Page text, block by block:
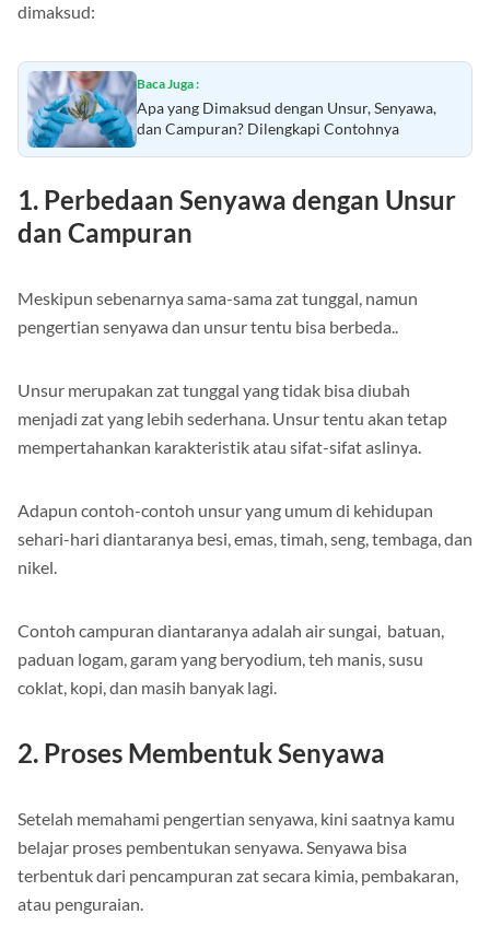
dimaksud:
Baca Juga :
Apa yang Dimaksud dengan Unsur, Senyawa,
dan Campuran? Dilengkapi Contohnya
1. Perbedaan Senyawa dengan Unsur
dan Campuran
Meskipun sebenarnya sama-sama zat tunggal, namun
pengertian senyawa dan unsur tentu bisa berbeda..
Unsur merupakan zat tunggal yang tidak bisa diubah
menjadi zat yang lebih sederhana. Unsur tentu akan tetap
mempertahankan karakteristik atau sifat-sifat aslinya.
Adapun contoh-contoh unsur yang umum di kehidupan
sehari-hari diantaranya besi, emas, timah, seng, tembaga, dan
nikel.
Contoh campuran diantaranya adalah air sungai, batuan,
paduan logam, garam yang beryodium, teh manis, susu
coklat, kopi, dan masih banyak lagi.
2. Proses Membentuk Senyawa
Setelah memahami pengertian senyawa, kini saatnya kamu
belajar proses pembentukan senyawa. Senyawa bisa
terbentuk dari pencampuran zat secara kimia, pembakaran,
atau penguraian.